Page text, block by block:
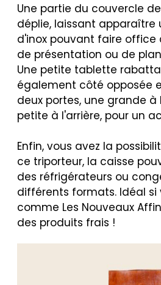
Une partie du couvercle
déplie, laissant apparaître
d'inox pouvant faire office
de présentation ou de
Une petite tablette
également côté opposée
deux portes, une grande
petite à l'arrière, pour un
Enfin, vous avez la
ce triporteur, la caisse
des réfrigérateurs ou
différents formats. Idéal si
comme Les Nouveaux
des produits frais !